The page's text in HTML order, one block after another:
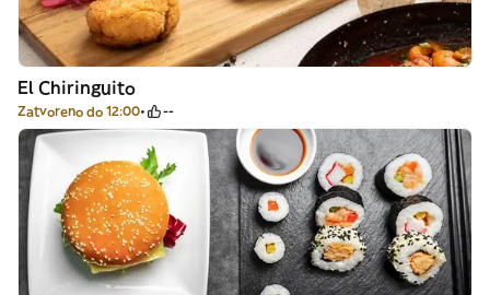
El Chiringuito
Zatvoreno do 12:00 --